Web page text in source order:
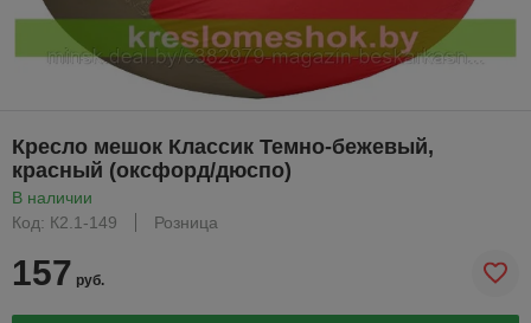
Кресло мешок Классик Темно-бежевый,
красный (оксфорд/дюспо)
В наличии
Код: К2.1-149
Розница
157 руб.